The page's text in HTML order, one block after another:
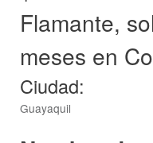
Flamante,
meses en
Ciudad:
Guayaquil